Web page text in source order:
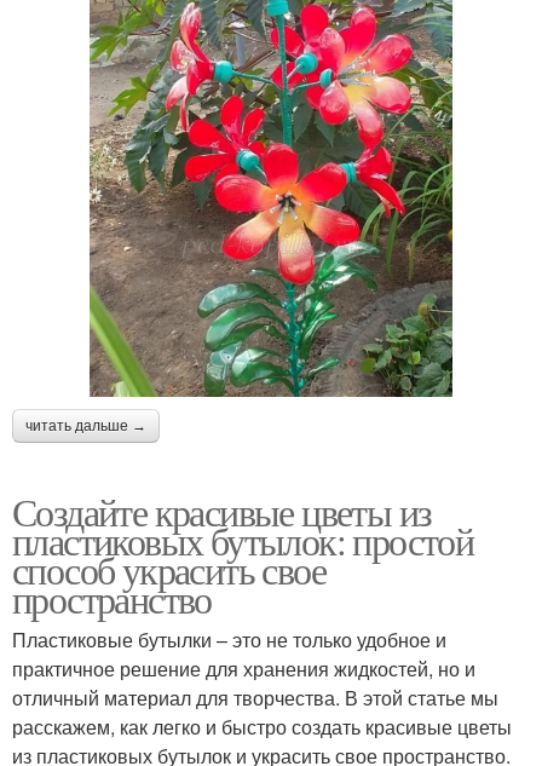
читать дальше →
Создайте красивые цветы из
пластиковых бутылок: простой
способ украсить свое
пространство
Пластиковые бутылки – это не только удобное и
практичное решение для хранения жидкостей, но и
отличный материал для творчества. В этой статье мы
расскажем, как легко и быстро создать красивые цветы
из пластиковых бутылок и украсить свое пространство.